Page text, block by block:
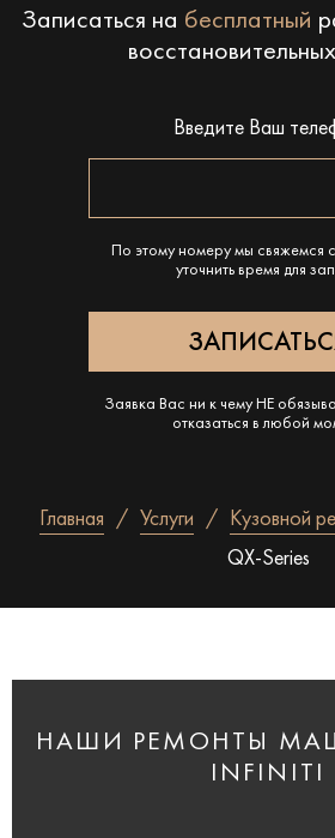
Записаться на бесплатный
Введите Ваш
По этому номеру мы свяжемся
уточнить время для
Заявка Вас ни к чему НЕ
отказаться в любой
Главная Услуги Кузовной
QX-Series
НАШИ РЕМОНТЫ
INFINITI